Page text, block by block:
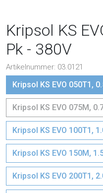
Kripsol KS
Pk - 380V
Artikelnummer: 03.0121
Kripsol KS EVO 050T1,
Kripsol KS EVO 075M,
Kripsol KS EVO 100T1,
Kripsol KS EVO 150M,
Kripsol KS EVO 200T1,